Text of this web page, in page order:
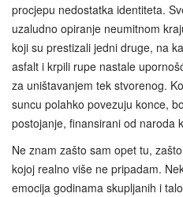
procjepu nedostatka identiteta.
uzaludno opiranje neumitnom
koji su prestizali jedni druge, na
asfalt i krpili rupe nastale
za uništavanjem tek stvorenog.
suncu polahko povezuju konce,
postojanje, finansirani od naroda
Ne znam zašto sam opet tu,
kojoj realno više ne pripadam.
emocija godinama skupljanih i